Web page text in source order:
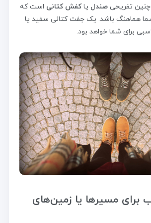
چنین تفریحی صندل یاکفش کتانی است که
هماهنگ باشد. یک جفت کتانی سفید یا
برای شما خواهد بود.
مسیرها یا زمین‌های